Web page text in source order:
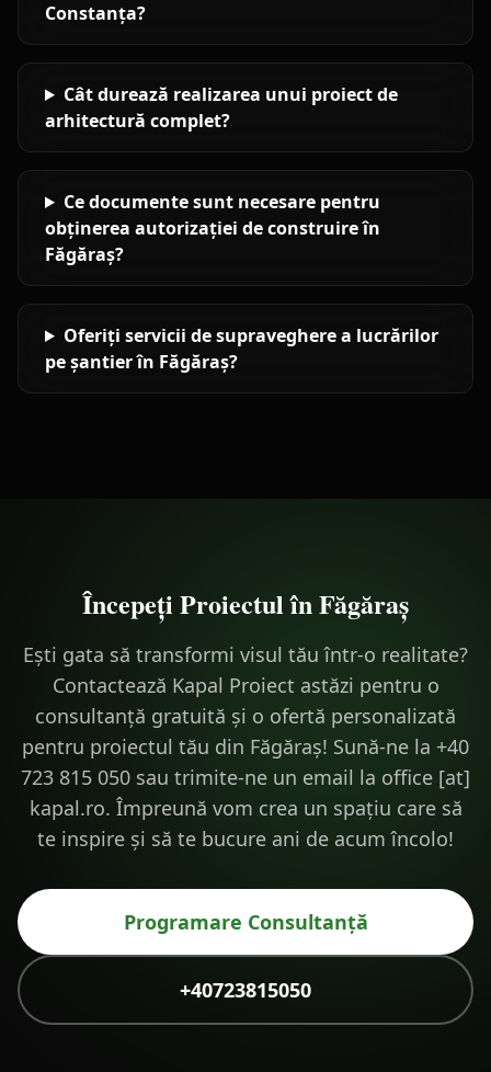
Constanța?
Cât durează realizarea unui proiect de
arhitectură complet?
Ce documente sunt necesare pentru
obținerea autorizației de construire în
Făgăraș?
Oferiți servicii de supraveghere a lucrărilor
pe șantier în Făgăraș?
Începeți Proiectul înFăgăraș
Ești gata să transformi visul tău într-o realitate?
Contactează Kapal Proiect astăzi pentru o
consultanță gratuită și o ofertă personalizată
pentru proiectul tău din Făgăraș! Sună-ne la +40
723 815 050 sau trimite-ne un email la office [at]
kapal.ro. Împreună vom crea un spațiu care să
te inspire și să te bucure ani de acum încolo!
Programare Consultanță
+40723815050